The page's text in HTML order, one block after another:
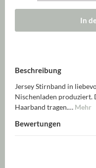
In
Beschreibung
Jersey Stirnband in
Nischenladen produziert.
Haarband tragen.… Mehr
Bewertungen